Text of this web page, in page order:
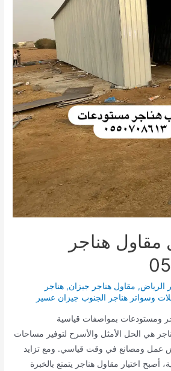
هناجر
الرياض, مقاول هناجر جيزان,هناجر
وسواتر هناجر الجنوب جيزان عسير
ومستودعات بمواصفات قياسية
الـ هناجر هي الحل الأمثل والأسرح لتوفير مساحات
عمل ومصانع في وقت قياسي. ومع تزايد
أصبح اختيار مقاول هناجر يتمتع بالخبرة